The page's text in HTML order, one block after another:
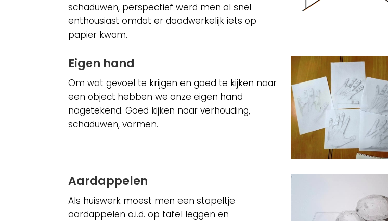
schaduwen, perspectief werd men al snel
enthousiast omdat er daadwerkelijk iets op
papier kwam.
Eigen hand
Om wat gevoel te krijgen en goed te kijken naar
een object hebben we onze eigen hand
nagetekend. Goed kijken naar verhouding,
schaduwen, vormen.
Aardappelen
Als huiswerk moest men een stapeltje
aardappelen o.i.d. op tafel leggen en